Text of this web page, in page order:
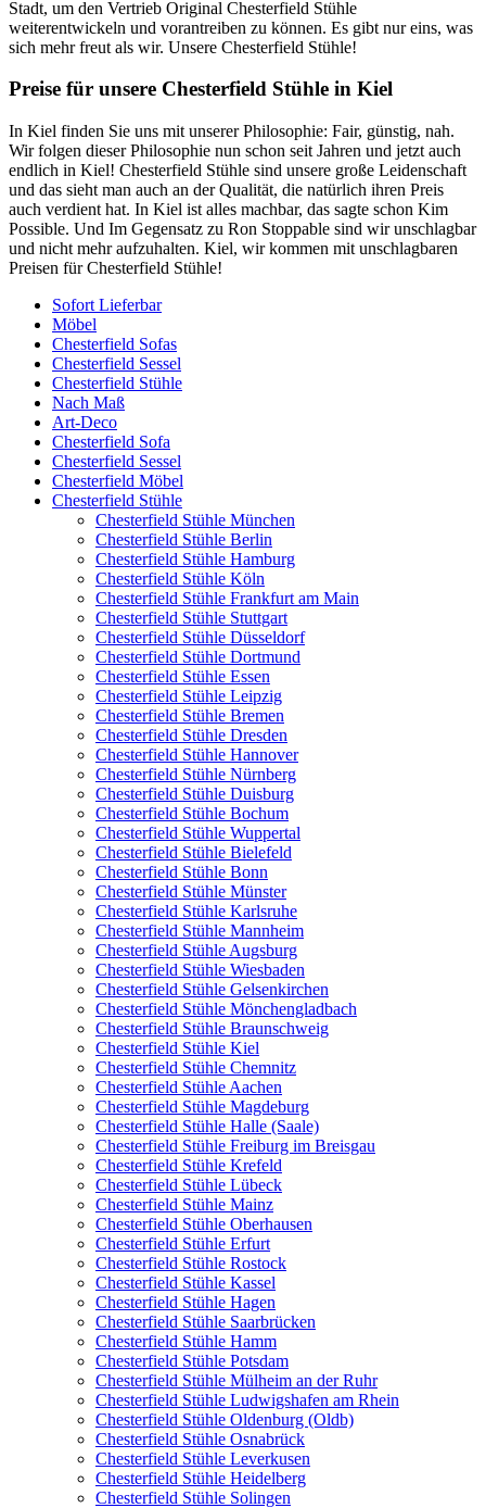
Stadt, um den Vertrieb Original Chesterfield Stühle
weiterentwickeln und vorantreiben zu können. Es gibt nur eins, was
sich mehr freut als wir. Unsere Chesterfield Stühle!
Preise für unsere Chesterfield Stühle in Kiel
In Kiel finden Sie uns mit unserer Philosophie: Fair, günstig, nah.
Wir folgen dieser Philosophie nun schon seit Jahren und jetzt auch
endlich in Kiel! Chesterfield Stühle sind unsere große Leidenschaft
und das sieht man auch an der Qualität, die natürlich ihren Preis
auch verdient hat. In Kiel ist alles machbar, das sagte schon Kim
Possible. Und Im Gegensatz zu Ron Stoppable sind wir unschlagbar
und nicht mehr aufzuhalten. Kiel, wir kommen mit unschlagbaren
Preisen für Chesterfield Stühle!
Sofort Lieferbar
Möbel
Chesterfield Sofas
Chesterfield Sessel
Chesterfield Stühle
Nach Maß
Art-Deco
Chesterfield Sofa
Chesterfield Sessel
Chesterfield Möbel
Chesterfield Stühle
Chesterfield Stühle München
Chesterfield Stühle Berlin
Chesterfield Stühle Hamburg
Chesterfield Stühle Köln
Chesterfield Stühle Frankfurt am Main
Chesterfield Stühle Stuttgart
Chesterfield Stühle Düsseldorf
Chesterfield Stühle Dortmund
Chesterfield Stühle Essen
Chesterfield Stühle Leipzig
Chesterfield Stühle Bremen
Chesterfield Stühle Dresden
Chesterfield Stühle Hannover
Chesterfield Stühle Nürnberg
Chesterfield Stühle Duisburg
Chesterfield Stühle Bochum
Chesterfield Stühle Wuppertal
Chesterfield Stühle Bielefeld
Chesterfield Stühle Bonn
Chesterfield Stühle Münster
Chesterfield Stühle Karlsruhe
Chesterfield Stühle Mannheim
Chesterfield Stühle Augsburg
Chesterfield Stühle Wiesbaden
Chesterfield Stühle Gelsenkirchen
Chesterfield Stühle Mönchengladbach
Chesterfield Stühle Braunschweig
Chesterfield Stühle Kiel
Chesterfield Stühle Chemnitz
Chesterfield Stühle Aachen
Chesterfield Stühle Magdeburg
Chesterfield Stühle Halle (Saale)
Chesterfield Stühle Freiburg im Breisgau
Chesterfield Stühle Krefeld
Chesterfield Stühle Lübeck
Chesterfield Stühle Mainz
Chesterfield Stühle Oberhausen
Chesterfield Stühle Erfurt
Chesterfield Stühle Rostock
Chesterfield Stühle Kassel
Chesterfield Stühle Hagen
Chesterfield Stühle Saarbrücken
Chesterfield Stühle Hamm
Chesterfield Stühle Potsdam
Chesterfield Stühle Mülheim an der Ruhr
Chesterfield Stühle Ludwigshafen am Rhein
Chesterfield Stühle Oldenburg (Oldb)
Chesterfield Stühle Osnabrück
Chesterfield Stühle Leverkusen
Chesterfield Stühle Heidelberg
Chesterfield Stühle Solingen